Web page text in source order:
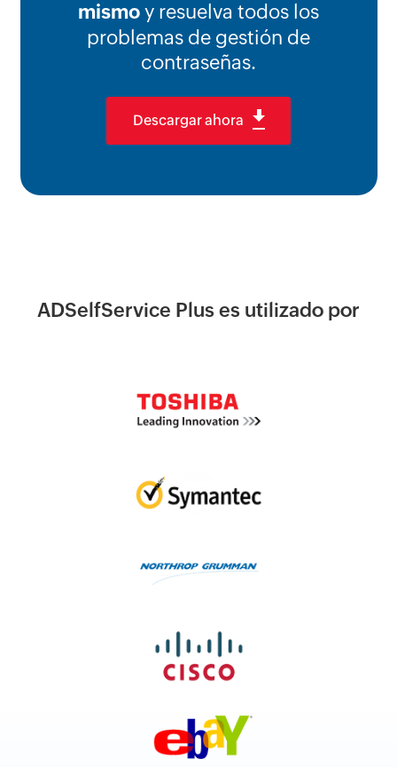
mismo y resuelva todos los
problemas de gestión de
contraseñas.
Descargar ahora
ADSelfService Plus es utilizado por